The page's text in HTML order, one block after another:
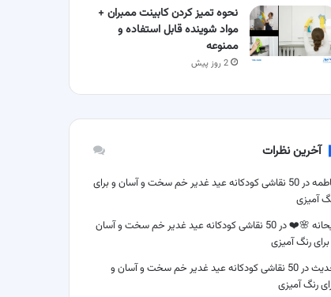
نحوه تمیز کردن کابینت ممبران +
مواد شوینده قابل استفاده و
ممنوعه
2 روز پیش
آخرین نظرات
در
50 نقاشی کودکانه عید غدیر خم سخت و آسان و برای
آمیزی
🌸❤️در
50 نقاشی کودکانه عید غدیر خم سخت و آسان
رنگ آمیزی
در
50 نقاشی کودکانه عید غدیر خم سخت و آسان و
رنگ آمیزی